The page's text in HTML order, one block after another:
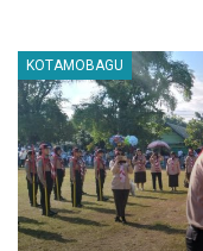
KOTAMOBAGU